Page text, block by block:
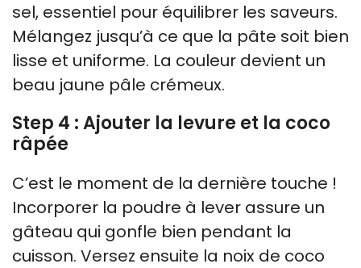
sel, essentiel pour équilibrer les saveurs.
Mélangez jusqu’à ce que la pâte soit bien
lisse et uniforme. La couleur devient un
beau jaune pâle crémeux.
Step 4 : Ajouter la levure et la coco
râpée
C’est le moment de la dernière touche !
Incorporer la poudre à lever assure un
gâteau qui gonfle bien pendant la
cuisson. Versez ensuite la noix de coco